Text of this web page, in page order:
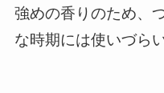
強めの香りのため、
な時期には使いづら